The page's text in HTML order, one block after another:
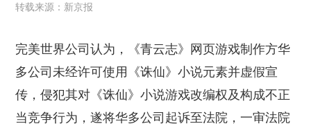
转载来源：新京报
完美世界公司认为，《青云志》网页游戏制作方华
多公司未经许可使用《诛仙》小说元素并虚假宣
传，侵犯其对《诛仙》小说游戏改编权及构成不正
当竞争行为，遂将华多公司起诉至法院，一审法院